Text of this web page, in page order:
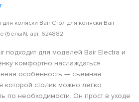
для коляски Bair Стол для коляски Bair
(белый), арт. 624882
подходит для моделей Bair Electra и
комфортно наслаждаться
особенность — съемная
которой столик можно легко
по необходимости. Он прост в уходе